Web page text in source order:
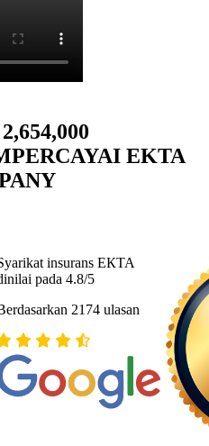
EKTA
insurans ЕКТА
pada 4.8/5
2174 ulasan